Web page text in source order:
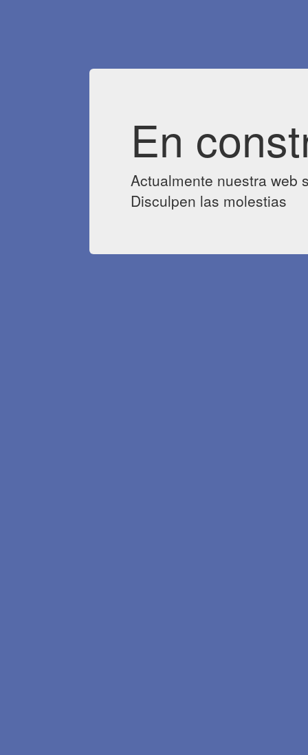
En
Actualmente nuestra web
Disculpen las molestias